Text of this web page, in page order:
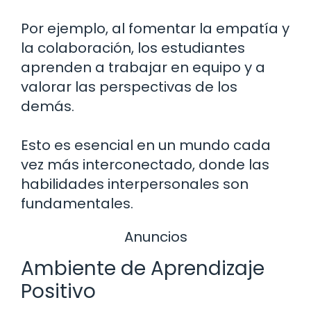
Por ejemplo, al fomentar la empatía y
la colaboración, los estudiantes
aprenden a trabajar en equipo y a
valorar las perspectivas de los
demás.
Esto es esencial en un mundo cada
vez más interconectado, donde las
habilidades interpersonales son
fundamentales.
Anuncios
Ambiente de Aprendizaje
Positivo